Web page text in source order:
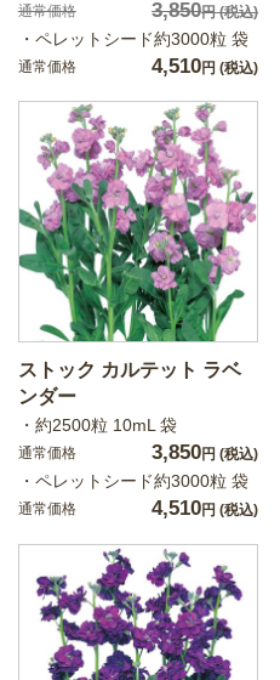
通常価格 3,850円(税込)
・ペレットシード約3000粒 袋
通常価格 4,510円 (税込)
ストック カルテット ラベ
ンダー
・約2500粒 10mL 袋
通常価格 3,850円 (税込)
・ペレットシード約3000粒 袋
通常価格 4,510円 (税込)